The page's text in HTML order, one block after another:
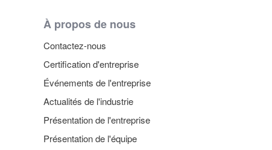
À propos de nous
Contactez-nous
Certification d'entreprise
Événements de l'entreprise
Actualités de l'industrie
Présentation de l'entreprise
Présentation de l'équipe